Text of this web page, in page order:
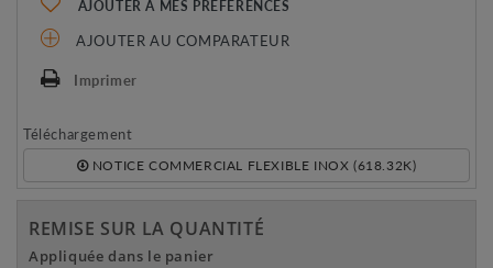
AJOUTER À MES PRÉFÉRENCES
AJOUTER AU COMPARATEUR
Imprimer
Téléchargement
NOTICE COMMERCIAL FLEXIBLE INOX (618.32K)
REMISE SUR LA QUANTITÉ
Appliquée dans le panier